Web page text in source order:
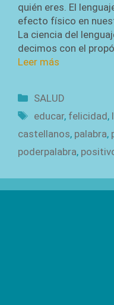
quién eres. El
efecto físico en
La ciencia del
decimos con el
Leer más
Categorías
SALUD
Etiquetas
educar, felicidad,
castellanos, palabra,
poderpalabra,